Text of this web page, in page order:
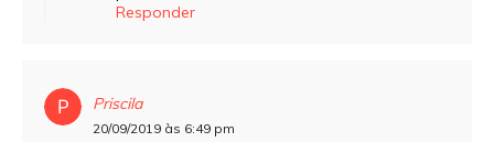
Responder
Priscila
20/09/2019 às 6:49 pm